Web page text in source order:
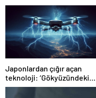
Japonlardan çığır açan
teknoloji: ‘Gökyüzündeki
paratoner’